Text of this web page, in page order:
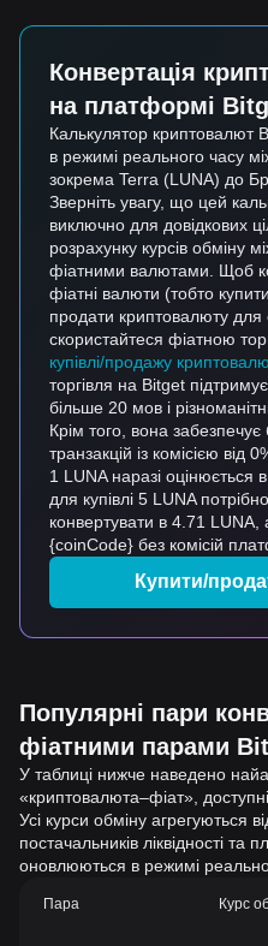
Конвертація
на платформі
Калькулятор криптовалют
в режимі реального часу
зокрема Terra (LUNA) до
Зверніть увагу, що цей
виключно для довідкових
розрахунку курсів обміну
фіатними валютами. Щоб
фіатні валюти (тобто
продати криптовалюту для
скористайтеся фіатною
купівлі/продажу
торгівля на Bitget
більше 20 мов і
Крім того, вона
транзакцій із комісією від
1 LUNA наразі
для купівлі 5 LUNA
конвертувати в 4.71
{coinCode} без комісій
Купити/
Популярні пари
фіатними парами
У таблиці нижче наведено
«криптовалюта–фіат»,
Усі курси обміну агрегуються
постачальників ліквідності
оновлюються в режимі
Пара Курс